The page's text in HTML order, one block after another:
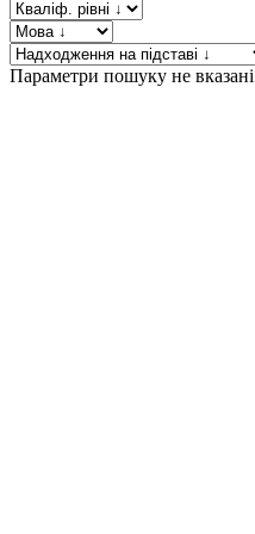
Параметри пошуку не вказані